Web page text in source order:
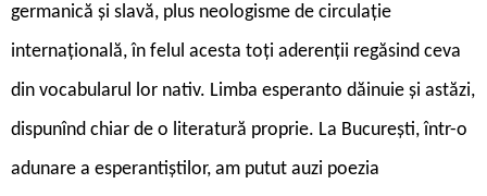
germanică și slavă, plus neologisme de circulație
internațională, în felul acesta toți aderenții regăsind ceva
din vocabularul lor nativ. Limba esperanto dăinuie și astăzi,
dispunînd chiar de o literatură proprie. La București, într-o
adunare a esperantiștilor, am putut auzi poezia